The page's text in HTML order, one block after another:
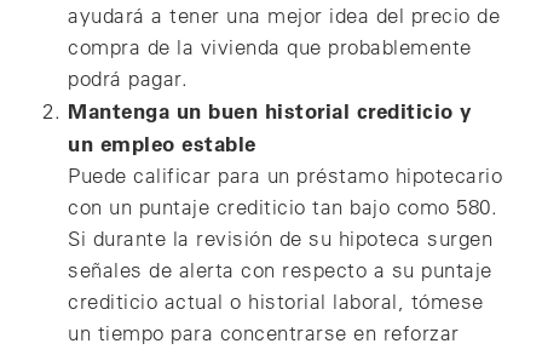
ayudará a tener una mejor idea del precio de
compra de la vivienda que probablemente
podrá pagar.
Mantenga un buen historial crediticio y
un empleo estable
Puede calificar para un préstamo hipotecario
con un puntaje crediticio tan bajo como 580.
Si durante la revisión de su hipoteca surgen
señales de alerta con respecto a su puntaje
crediticio actual o historial laboral, tómese
un tiempo para concentrarse en reforzar